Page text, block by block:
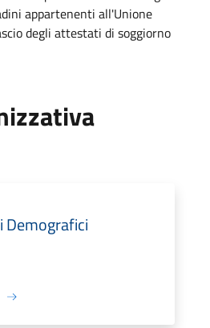
appartenenti all'Unione
degli attestati di soggiorno
Demografici